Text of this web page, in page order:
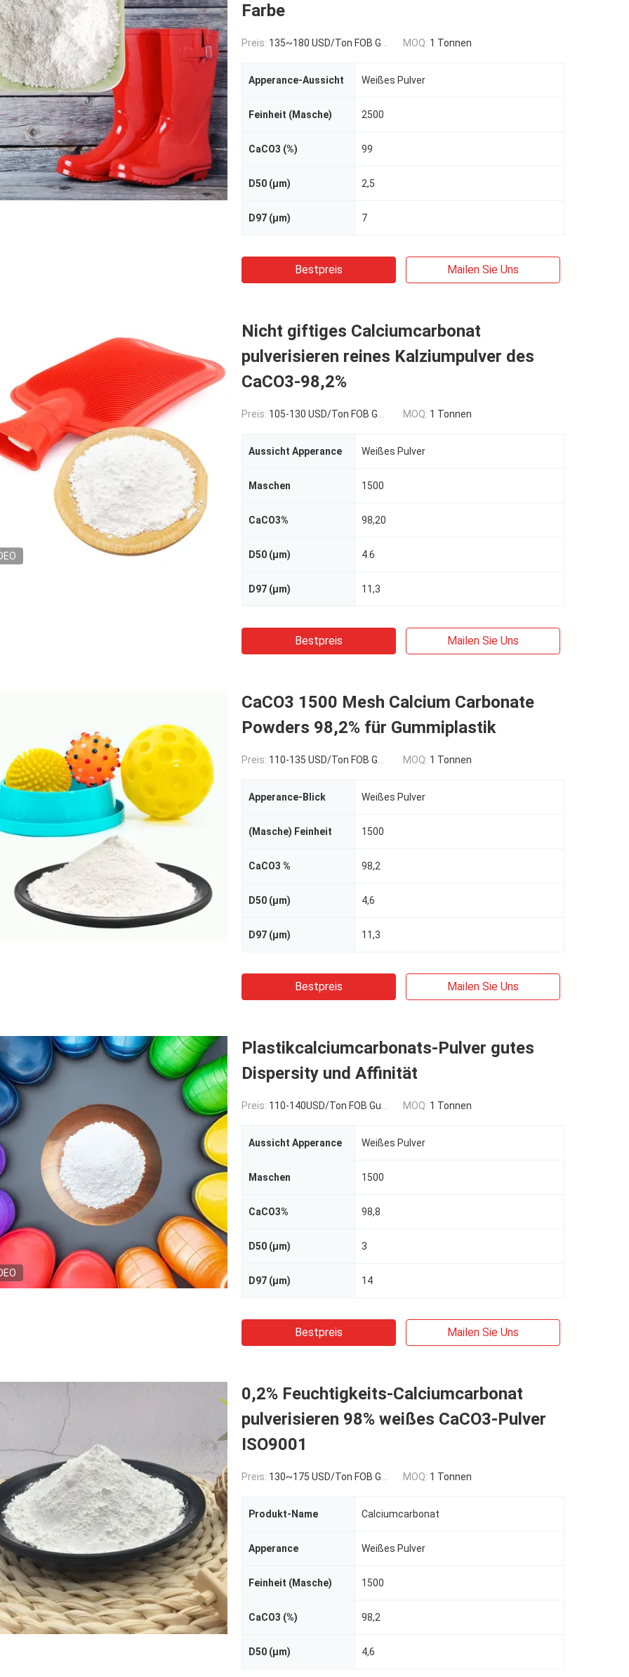
Farbe
Preis: 135~180 USD/Ton FOB Guangzhou,China MOQ: 1 Tonnen
Apperance-Aussicht Weißes Pulver
Feinheit (Masche) 2500
CaCO3 (%) 99
D50 (μm) 2,5
D97 (μm) 7
Bestpreis Mailen Sie Uns
Nicht giftiges Calciumcarbonat
pulverisieren reines Kalziumpulver des
CaCO3-98,2%
Preis: 105-130 USD/Ton FOB Guangzhou,China MOQ: 1 Tonnen
Aussicht Apperance Weißes Pulver
Maschen 1500
CaCO3% 98,20
D50 (μm) 4.6
D97 (μm) 11,3
Bestpreis Mailen Sie Uns
CaCO3 1500 Mesh Calcium Carbonate
Powders 98,2% für Gummiplastik
Preis: 110-135 USD/Ton FOB Guangzhou,China MOQ: 1 Tonnen
Apperance-Blick Weißes Pulver
(Masche) Feinheit 1500
CaCO3 % 98,2
D50 (μm) 4,6
D97 (μm) 11,3
Bestpreis Mailen Sie Uns
Plastikcalciumcarbonats-Pulver gutes
Dispersity und Affinität
Preis: 110-140USD/Ton FOB Guangzhou,China MOQ: 1 Tonnen
Aussicht Apperance Weißes Pulver
Maschen 1500
CaCO3% 98,8
D50 (μm) 3
D97 (μm) 14
Bestpreis Mailen Sie Uns
0,2% Feuchtigkeits-Calciumcarbonat
pulverisieren 98% weißes CaCO3-Pulver
ISO9001
Preis: 130~175 USD/Ton FOB Guangzhou,China MOQ: 1 Tonnen
Produkt-Name Calciumcarbonat
Apperance Weißes Pulver
Feinheit (Masche) 1500
CaCO3 (%) 98,2
D50 (μm) 4,6